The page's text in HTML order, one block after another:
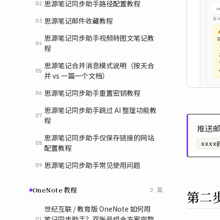
02 思源笔记同步助手路径配置教程
03 思源笔记邮件收藏教程
04
思源笔记同步助手视频转图文笔记教
程
05
思源笔记合并消息模式说明（按天合
并 vs 一篇一个文档）
06 思源笔记同步助手重置密钥教程
07
思源笔记同步助手跳过 AI 整理功能教
程
08
思源笔记同步助手仅保存链接的网站
配置教程
09 思源笔记同步助手常见使用问题
OneNote 教程 2 篇
世纪互联 / 教育版 OneNote 如何用
推送
第二